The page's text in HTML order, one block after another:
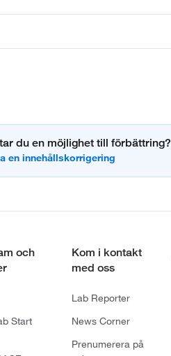
du en möjlighet till förbättring?
och
Start
Kom i kontakt
med oss
Lab Reporter
News Corner
Prenumerera på